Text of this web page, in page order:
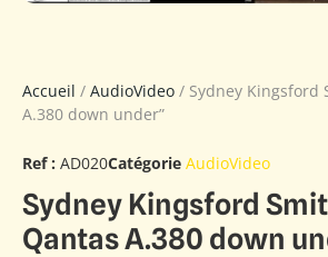
Accueil / AudioVideo / Sydney Kingsford
A.380 down under”
Ref : AD020Catégorie AudioVideo
Sydney Kingsford
Qantas A.380 down